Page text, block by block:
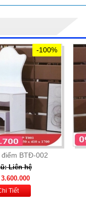
-100%
điểm BTĐ-002
Liên hệ
Tiết